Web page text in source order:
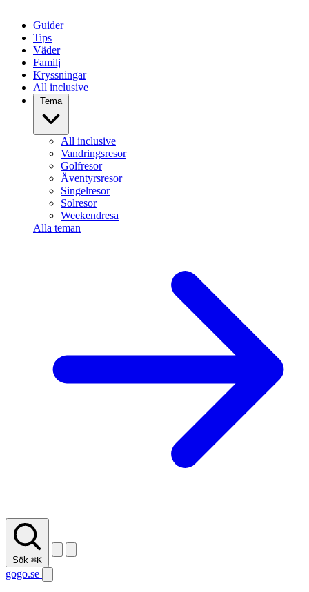
Guider
Tips
Väder
Familj
Kryssningar
All inclusive
Tema
All inclusive
Vandringsresor
Golfresor
Äventyrsresor
Singelresor
Solresor
Weekendresa
Alla teman
Sök ⌘K
gogo.se